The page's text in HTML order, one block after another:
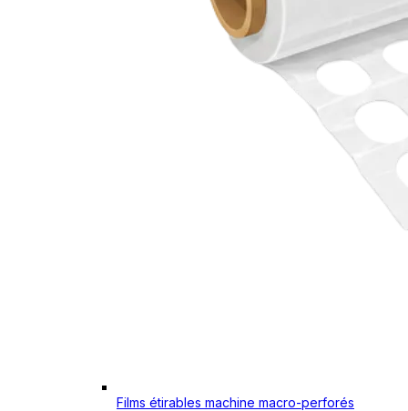
Films étirables machine macro-perforés